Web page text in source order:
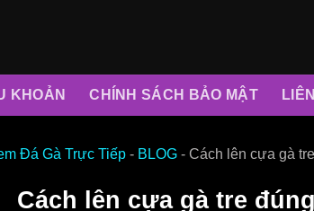
KHOẢN CHÍNH SÁCH BẢO MẬT
Đá Gà Trực Tiếp - BLOG - Cách lên cựa gà
Cách lên cựa gà tre